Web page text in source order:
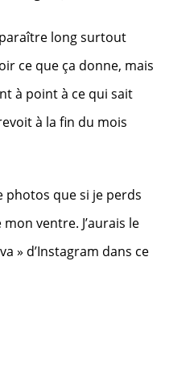
long surtout
ce que ça donne, mais
à point à ce qui sait
à la fin du mois
photos que si je perds
ventre. J’aurais le
» d’Instagram dans ce